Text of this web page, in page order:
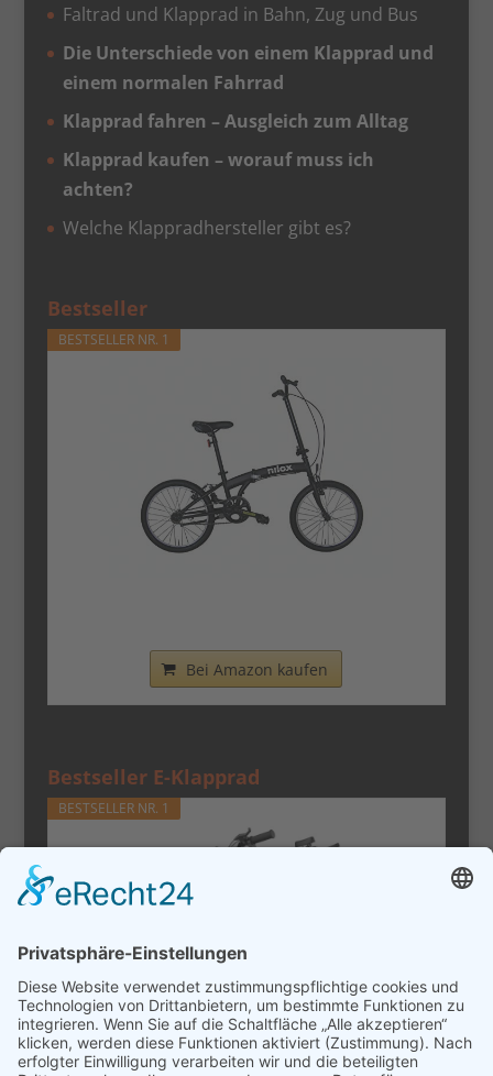
Faltrad und Klapprad in Bahn, Zug und Bus
Die Unterschiede von einem Klapprad und
einem normalen Fahrrad
Klapprad fahren – Ausgleich zum Alltag
Klapprad kaufen – worauf muss ich
achten?
Welche Klappradhersteller gibt es?
Bestseller
BESTSELLER NR. 1
Bei Amazon kaufen
Bestseller E-Klapprad
BESTSELLER NR. 1
URLIFE E-Bike Klapprad14, 48V 7.5Ah